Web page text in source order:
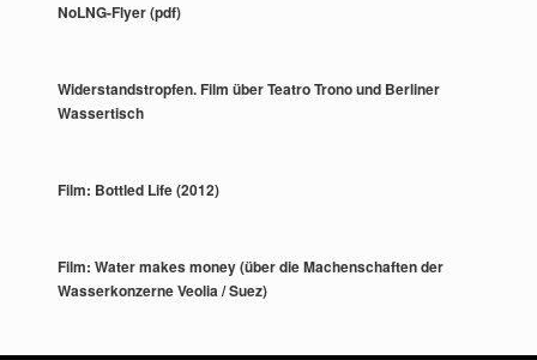
NoLNG-Flyer (pdf)
Widerstandstropfen. Film über Teatro Trono und Berliner
Wassertisch
Film: Bottled Life (2012)
Film: Water makes money (über die Machenschaften der
Wasserkonzerne Veolia / Suez)